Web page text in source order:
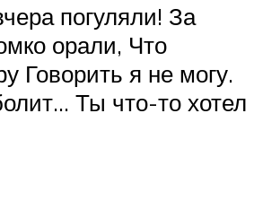
погуляли! За
орали, Что
Говорить я не могу.
Ты что-то хотел